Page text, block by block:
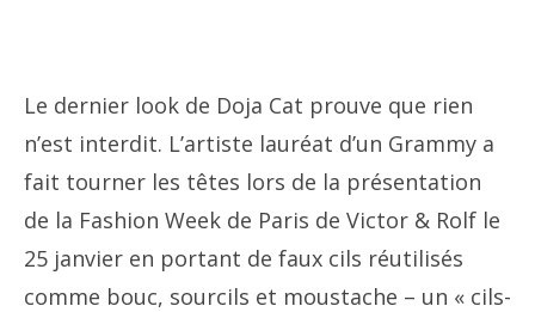
Le dernier look de Doja Cat prouve que rien
n’est interdit. L’artiste lauréat d’un Grammy a
fait tourner les têtes lors de la présentation
de la Fashion Week de Paris de Victor & Rolf le
25 janvier en portant de faux cils réutilisés
comme bouc, sourcils et moustache – un « cils-